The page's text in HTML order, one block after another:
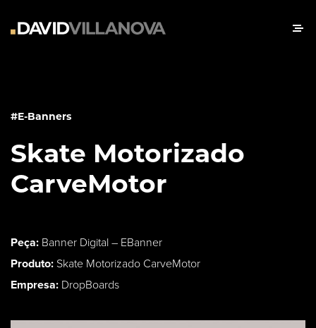
#E-Banners
Skate Motorizado
CarveMotor
Peça: Banner Digital – EBanner
Produto: Skate Motorizado CarveMotor
Empresa: DropBoards